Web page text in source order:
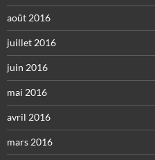
août 2016
juillet 2016
juin 2016
mai 2016
avril 2016
mars 2016